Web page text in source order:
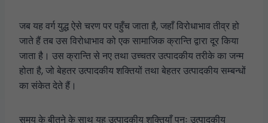
जब यह वर्ग युद्ध ऐसे चरण पर पहुँच जाता है, जहाँ विरोधाभाव तीव्र हो
जाते हैं तब उस विरोधाभाव को एक सामाजिक क्रान्ति द्वारा दूर किया
जाता है। उस क्रान्ति से नए तथा उच्चतर उत्पादकीय तरीके का जन्म
होता है, जो बेहतर उत्पादकीय शक्तियों तथा बेहतर उत्पादकीय सम्बन्धों
का संकेत देते हैं।
समय के बीतने के साथ यह उत्पादकीय शक्तियाँ पुनः उत्पादकीय